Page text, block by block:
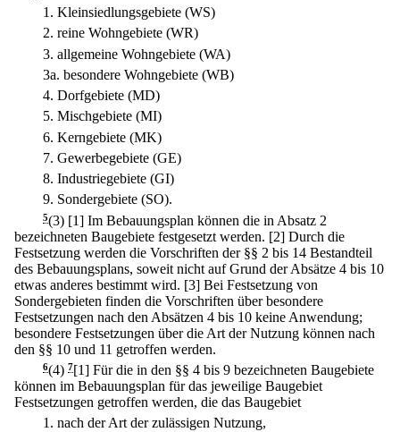
1. Kleinsiedlungsgebiete (WS)
2. reine Wohngebiete (WR)
3. allgemeine Wohngebiete (WA)
3a. besondere Wohngebiete (WB)
4. Dorfgebiete (MD)
5. Mischgebiete (MI)
6. Kerngebiete (MK)
7. Gewerbegebiete (GE)
8. Industriegebiete (GI)
9. Sondergebiete (SO).
5(3) [1] Im Bebauungsplan können die in Absatz 2
bezeichneten Baugebiete festgesetzt werden. [2] Durch die
Festsetzung werden die Vorschriften der §§ 2 bis 14 Bestandteil
des Bebauungsplans, soweit nicht auf Grund der Absätze 4 bis 10
etwas anderes bestimmt wird. [3] Bei Festsetzung von
Sondergebieten finden die Vorschriften über besondere
Festsetzungen nach den Absätzen 4 bis 10 keine Anwendung;
besondere Festsetzungen über die Art der Nutzung können nach
den §§ 10 und 11 getroffen werden.
6(4) 7[1] Für die in den §§ 4 bis 9 bezeichneten Baugebiete
können im Bebauungsplan für das jeweilige Baugebiet
Festsetzungen getroffen werden, die das Baugebiet
1. nach der Art der zulässigen Nutzung,